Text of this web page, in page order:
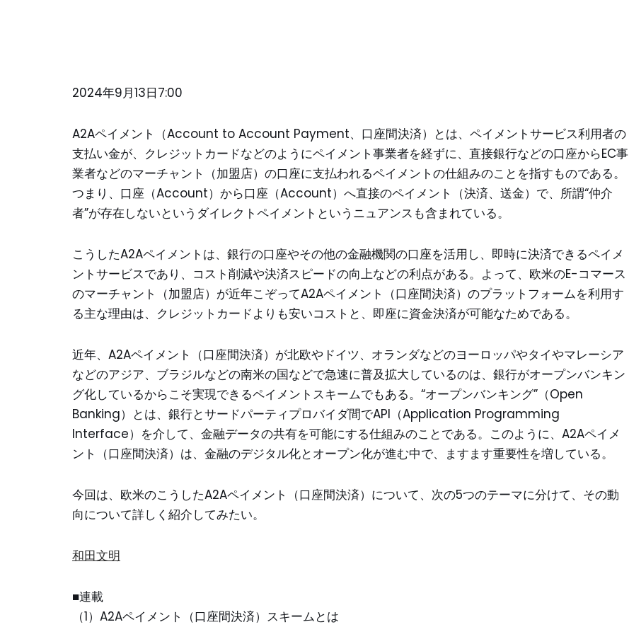
2024年9月13日7:00
A2Aペイメント（Account to Account Payment、口座間決済）とは、ペイメントサービス利用者の
支払い金が、クレジットカードなどのようにペイメント事業者を経ずに、直接銀行などの口座からEC事
業者などのマーチャント（加盟店）の口座に支払われるペイメントの仕組みのことを指すものである。
つまり、口座（Account）から口座（Account）へ直接のペイメント（決済、送金）で、所謂“仲介
者”が存在しないというダイレクトペイメントというニュアンスも含まれている。
こうしたA2Aペイメントは、銀行の口座やその他の金融機関の口座を活用し、即時に決済できるペイメ
ントサービスであり、コスト削減や決済スピードの向上などの利点がある。よって、欧米のE-コマース
のマーチャント（加盟店）が近年こぞってA2Aペイメント（口座間決済）のプラットフォームを利用す
る主な理由は、クレジットカードよりも安いコストと、即座に資金決済が可能なためである。
近年、A2Aペイメント（口座間決済）が北欧やドイツ、オランダなどのヨーロッパやタイやマレーシア
などのアジア、ブラジルなどの南米の国などで急速に普及拡大しているのは、銀行がオープンバンキン
グ化しているからこそ実現できるペイメントスキームでもある。“オープンバンキング”（Open
Banking）とは、銀行とサードパーティプロバイダ間でAPI（Application Programming
Interface）を介して、金融データの共有を可能にする仕組みのことである。このように、A2Aペイメ
ント（口座間決済）は、金融のデジタル化とオープン化が進む中で、ますます重要性を増している。
今回は、欧米のこうしたA2Aペイメント（口座間決済）について、次の5つのテーマに分けて、その動
向について詳しく紹介してみたい。
和田文明
■連載
（1）A2Aペイメント（口座間決済）スキームとは